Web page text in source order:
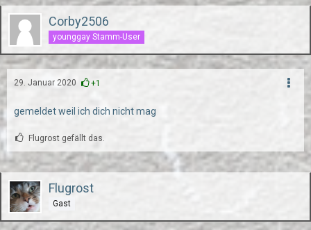
Corby2506
younggay Stamm-User
29. Januar 2020 +1
gemeldet weil ich dich nicht mag
Flugrost gefällt das.
Flugrost
Gast